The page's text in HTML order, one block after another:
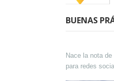
BUENAS
Nace la nota
para redes